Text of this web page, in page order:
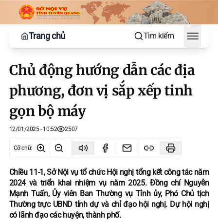
Trang chủ Tìm kiếm
Toggle
Chủ động hướng dẫn các địa
phương, đơn vị sắp xếp tinh
gọn bộ máy
12/01/2025 - 10:52 2507
Cỡ chữ:
Chiều 11-1, Sở Nội vụ tổ chức Hội nghị tổng kết công tác năm
2024 và triển khai nhiệm vụ năm 2025. Đồng chí Nguyễn
Mạnh Tuấn, Ủy viên Ban Thường vụ Tỉnh ủy, Phó Chủ tịch
Thường trực UBND tỉnh dự và chỉ đạo hội nghị. Dự hội nghị
có lãnh đạo các huyện, thành phố.